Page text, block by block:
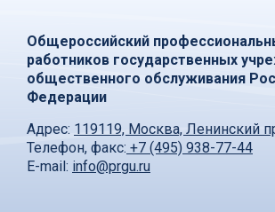
Общероссийский
работников государственных
общественного обслуживания
Федерации
Адрес: 119119, Москва, Ленинский
Телефон, факс: +7 (495) 938-77-44
E-mail: info@prgu.ru